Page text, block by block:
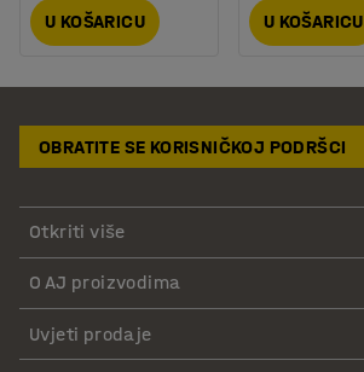
U KOŠARICU U KOŠARICU
OBRATITE SE KORISNIČKOJ PODRŠCI
Otkriti više
O AJ proizvodima
Uvjeti prodaje